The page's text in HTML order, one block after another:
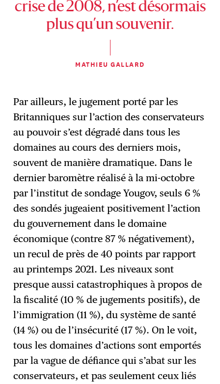
crise de 2008, n’est désormais
plus qu’un souvenir.
MATHIEU GALLARD
Par ailleurs, le jugement porté par les
Britanniques sur l’action des conservateurs
au pouvoir s’est dégradé dans tous les
domaines au cours des derniers mois,
souvent de manière dramatique. Dans le
dernier baromètre réalisé à la mi-octobre
par l’institut de sondage Yougov, seuls 6 %
des sondés jugeaient positivement l’action
du gouvernement dans le domaine
économique (contre 87 % négativement),
un recul de près de 40 points par rapport
au printemps 2021. Les niveaux sont
presque aussi catastrophiques à propos de
la fiscalité (10 % de jugements positifs), de
l’immigration (11 %), du système de santé
(14 %) ou de l’insécurité (17 %). On le voit,
tous les domaines d’actions sont emportés
par la vague de défiance qui s’abat sur les
conservateurs, et pas seulement ceux liés